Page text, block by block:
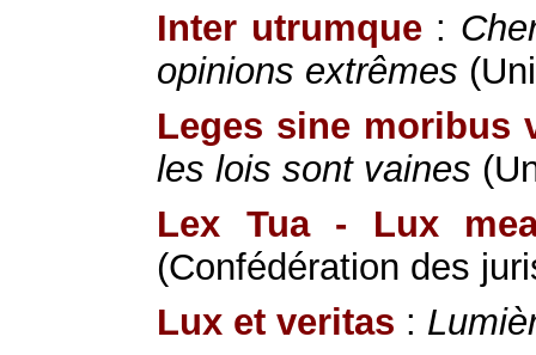
Inter utrumque:
opinions extrêmes
Leges sine moribus
les lois sont vaines
Lex Tua - Lux
(Confédération des
Lux et veritas :